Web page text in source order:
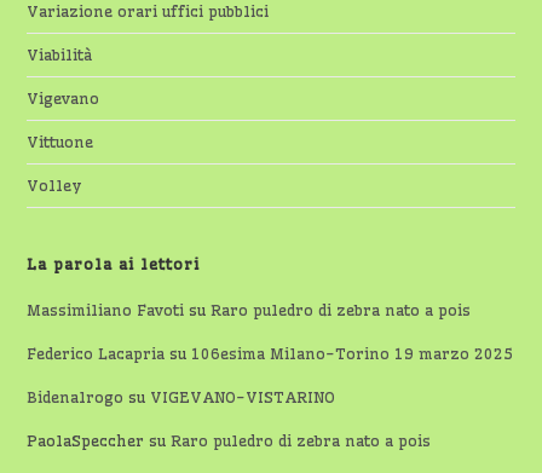
Variazione orari uffici pubblici
Viabilità
Vigevano
Vittuone
Volley
La parola ai lettori
Massimiliano Favoti suRaro puledro di zebra nato a pois
Federico Lacapria su 106esima Milano-Torino 19 marzo 2025
Bidenalrogo su VIGEVANO-VISTARINO
PaolaSpeccher suRaro puledro di zebra nato a pois